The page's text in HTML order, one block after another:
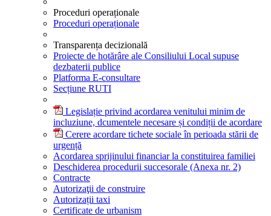
Proceduri operaționale
Proceduri operaționale
Transparența decizională
Proiecte de hotărâre ale Consiliului Local supuse
dezbaterii publice
Platforma E-consultare
Secțiune RUTI
Legislație privind acordarea venitului minim de
incluziune, dcumentele necesare și condiții de acordare
Cerere acordare tichete sociale în perioada stării de
urgență
Acordarea sprijinului financiar la constituirea familiei
Deschiderea procedurii succesorale (Anexa nr. 2)
Contracte
Autorizaţii de construire
Autorizații taxi
Certificate de urbanism